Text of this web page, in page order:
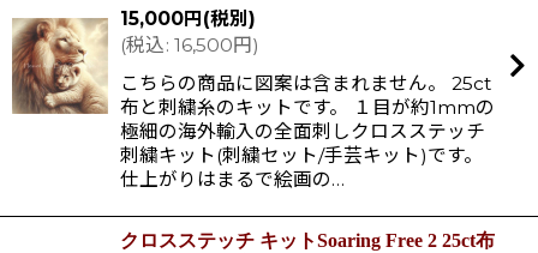
15,000円 (税別)
(税込: 16,500円 )
こちらの商品に図案は含まれません。 25ct
布と刺繍糸のキットです。 １目が約1mmの
極細の海外輸入の全面刺しクロスステッチ
刺繍キット(刺繍セット/手芸キット)です。
仕上がりはまるで絵画の…
クロスステッチ キットSoaring Free 2 25ct布